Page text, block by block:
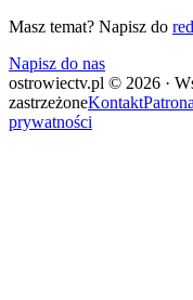
Masz temat? Napisz do
Napisz do nas
ostrowiectv.pl © 2026 ·
zastrzeżoneKontakt
prywatności